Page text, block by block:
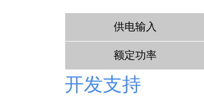
供电输入
额定功率
开发支持